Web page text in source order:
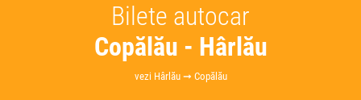
Bilete autocar
Copălău - Hârlău
vezi Hârlău ➞ Copălău